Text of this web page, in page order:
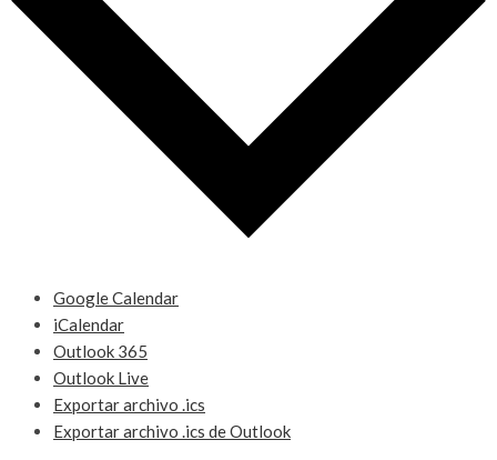
Google Calendar
iCalendar
Outlook 365
Outlook Live
Exportar archivo .ics
Exportar archivo .ics de Outlook